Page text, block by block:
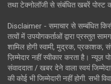
तथा टेक्नोलॉजी से संबंधित खबरें पोस्ट
Disclaimer - समाचार से सम्बंधित
तत्वों में उपयोगकर्ताओं द्वारा प्रस्तुत
शामिल होगी स्वामी, मुद्रक, प्रकाशक,
ज़िम्मेदार नहीं स्वीकार करता है। न्यूज़
संवाददाता / खबर देने वाला स्वयं
की कोई भी जिम्मेदारी नहीं होगी. सभी